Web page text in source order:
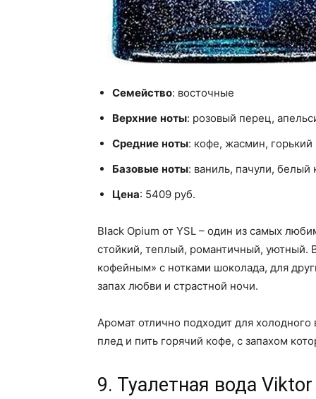
Семейство: восточные
Верхние ноты: розовый перец,
Средние ноты: кофе, жасмин,
Базовые ноты: ваниль, пачули,
Цена: 5409 руб.
Black Opium от YSL – один из самых
стойкий, теплый, романтичный, уютный.
кофейным» с нотками шоколада, для
запах любви и страстной ночи.
Аромат отлично подходит для
плед и пить горячий кофе, с запахом
9. Туалетная вода